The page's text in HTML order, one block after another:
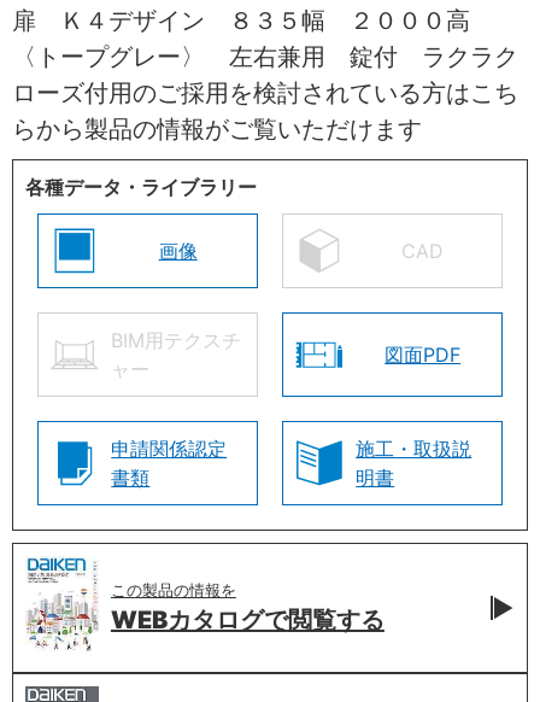
扉 Ｋ４デザイン ８３５幅 ２０００高
〈トープグレー〉 左右兼用 錠付 ラクラク
ローズ付用のご採用を検討されている方はこち
らから製品の情報がご覧いただけます
各種データ・ライブラリー
画像 CAD
BIM用テクスチ
ャー
図面PDF
申請関係認定
書類
施工・取扱説
明書
この製品の情報を
WEBカタログで閲覧する